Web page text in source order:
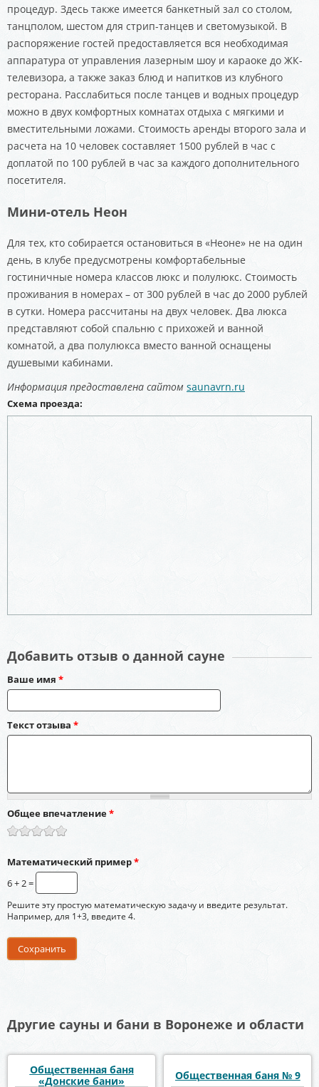
процедур. Здесь также имеется банкетный зал со столом,
танцполом, шестом для стрип-танцев и светомузыкой. В
распоряжение гостей предоставляется вся необходимая
аппаратура от управления лазерным шоу и караоке до ЖК-
телевизора, а также заказ блюд и напитков из клубного
ресторана. Расслабиться после танцев и водных процедур
можно в двух комфортных комнатах отдыха с мягкими и
вместительными ложами. Стоимость аренды второго зала и
расчета на 10 человек составляет 1500 рублей в час с
доплатой по 100 рублей в час за каждого дополнительного
посетителя.
Мини-отель Неон
Для тех, кто собирается остановиться в «Неоне» не на один
день, в клубе предусмотрены комфортабельные
гостиничные номера классов люкс и полулюкс. Стоимость
проживания в номерах – от 300 рублей в час до 2000 рублей
в сутки. Номера рассчитаны на двух человек. Два люкса
представляют собой спальню с прихожей и ванной
комнатой, а два полулюкса вместо ванной оснащены
душевыми кабинами.
Информация предоставлена сайтом saunavrn.ru
Схема проезда:
Добавить отзыв о данной сауне
Ваше имя *
Текст отзыва *
Общее впечатление*
Математический пример*
6 + 2 =
Решите эту простую математическую задачу и введите результат.
Например, для 1+3, введите 4.
Другие сауны и бани в Воронеже и области
Общественная баня
«Донские бани»
Общественная баня № 9